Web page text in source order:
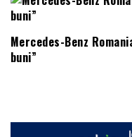
Mercedes-Benz
buni”